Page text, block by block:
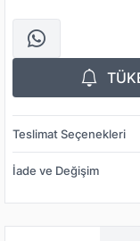
Teslimat Seçenekleri
İade ve Değişim